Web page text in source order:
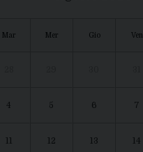
Mar Mer Gio Ven
4 5 6 7
12 13 14